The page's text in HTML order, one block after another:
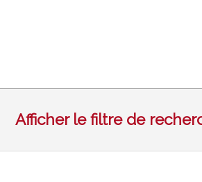
Afficher le filtre de